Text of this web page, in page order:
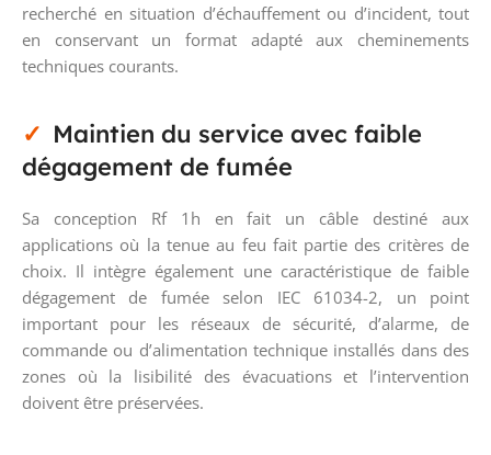
recherché en situation d’échauffement ou d’incident, tout
en conservant un format adapté aux cheminements
techniques courants.
Maintien du service avec faible
dégagement de fumée
Sa conception Rf 1h en fait un câble destiné aux
applications où la tenue au feu fait partie des critères de
choix. Il intègre également une caractéristique de faible
dégagement de fumée selon IEC 61034-2, un point
important pour les réseaux de sécurité, d’alarme, de
commande ou d’alimentation technique installés dans des
zones où la lisibilité des évacuations et l’intervention
doivent être préservées.